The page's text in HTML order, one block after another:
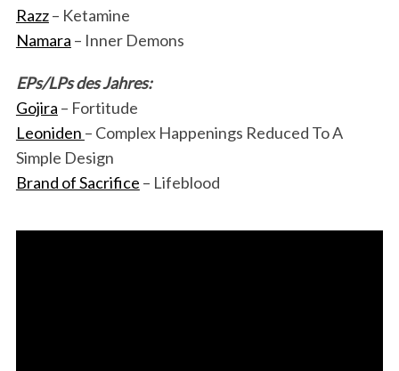
Razz– Ketamine
Namara – Inner Demons
EPs/LPs des Jahres:
Gojira – Fortitude
Leoniden – Complex Happenings Reduced To A
Simple Design
Brand of Sacrifice – Lifeblood